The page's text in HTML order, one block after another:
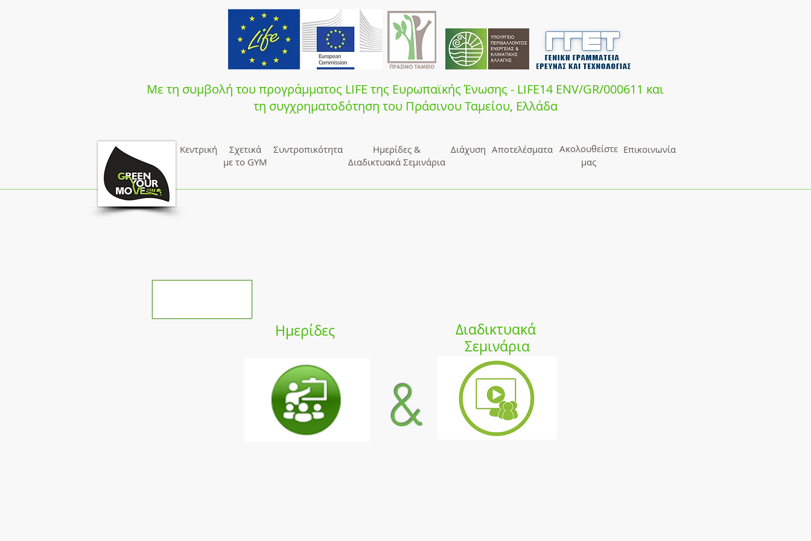
Με τη συμβολή του προγράμματος LIFE της Ευρωπαϊκής Ένωσης - LIFE14 ENV/GR/000611 και
τη συγχρηματοδότηση του Πράσινου Ταμείου, Ελλάδα
Κεντρική
Σχετικά
με το GYM
Συντροπικότητα
Ημερίδες &
Διαδικτυακά Σεμινάρια
Διάχυση Αποτελέσματα Ακολουθείστε Επικοινωνία
μας
&
Ημερίδες
Διαδικτυακά
Σεμινάρια